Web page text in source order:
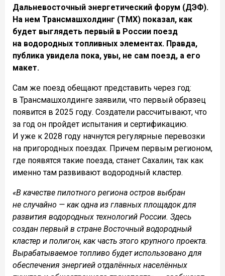
Дальневосточный энергетический форум (ДЭФ).
На нем Трансмашхолдинг (ТМХ) показал, как
будет выглядеть первый в России поезд
на водородных топливных элементах. Правда,
публика увидела пока, увы, не сам поезд, а его
макет.
Сам же поезд обещают представить через год:
в Трансмашхолдинге заявили, что первый образец
появится в 2025 году. Создатели рассчитывают, что
за год он пройдет испытания и сертификацию.
И уже к 2028 году начнутся регулярные перевозки
на пригородных поездах. Причем первым регионом,
где появятся такие поезда, станет Сахалин, так как
именно там развивают водородный кластер.
«В качестве пилотного региона остров выбран
не случайно — как одна из главных площадок для
развития водородных технологий России. Здесь
создан первый в стране Восточный водородный
кластер и полигон, как часть этого крупного проекта.
Вырабатываемое топливо будет использовано для
обеспечения энергией отдалённых населённых